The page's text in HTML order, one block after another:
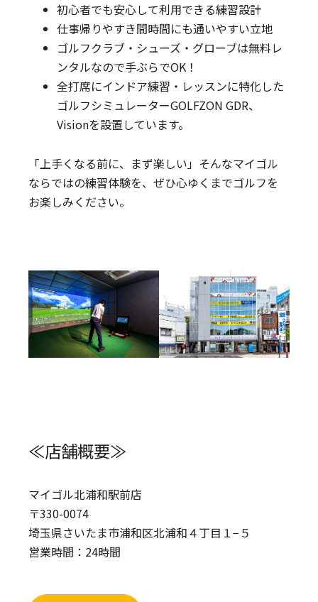
初心者でも安心して利用できる練習設計
仕事帰りやすき間時間にも通いやすい立地
ゴルフクラブ・シューズ・グローブは無料レ
ンタルなので手ぶらでOK！
全打席にインドア練習・レッスンに特化した
ゴルフシミュレーターGOLFZON GDR、
Visionを設置しています。
「上手くなる前に、まず楽しい」そんなマイゴル
ならではの練習体験を、ぜひ心ゆくまでゴルフを
お楽しみください。
≪店舗概要≫
マイゴル北浦和駅前店
〒330-0074
埼玉県さいたま市浦和区北浦和４丁目１−５
営業時間：24時間